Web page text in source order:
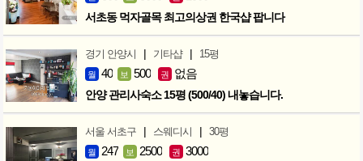
서초동 먹자골목 최고의상권 한국샵 팝니다
경기 안양시 | 기타샵 | 15평
월 40 보 500 권 없음
안양 관리사숙소 15평 (500/40) 내놓습니다.
서울 서초구 | 스웨디시 | 30평
월 247 보 2500 권 3000